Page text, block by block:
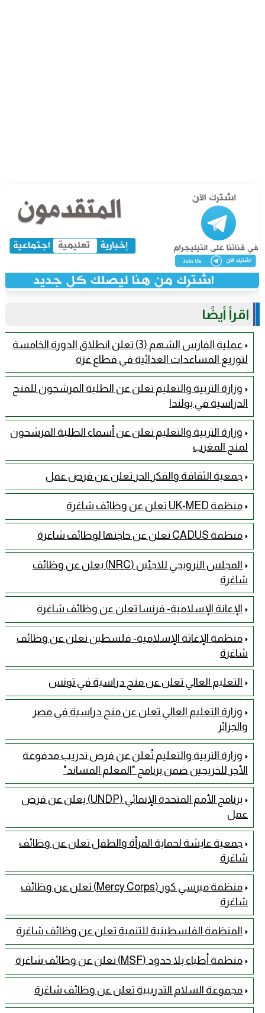
اقرأ أيضًا
عملية الفارس الشهم (3) تعلن انطلاق الدورة الخامسة
لتوزيع المساعدات الغذائية في قطاع غزة
وزارة التربية والتعليم تعلن عن الطلبة المرشحون للمنح
الدراسية في بولندا
وزارة التربية والتعليم تعلن عن أسماء الطلبة المرشحون
لمنح المغرب
جمعية الثقافة والفكر الحر تعلن عن فرص عمل
منظمة UK-MED تعلن عن وظائف شاغرة
منظمة CADUS تعلن عن حاجتها لوظائف شاغرة
المجلس النرويجي للاجئين (NRC) يعلن عن وظائف
شاغرة
الإعانة الإسلامية- فرنسا تعلن عن وظائف شاغرة
منظمة الإغاثة الإسلامية- فلسطين تعلن عن وظائف
شاغرة
التعليم العالي تعلن عن منح دراسية في تونس
وزارة التعليم العالي تعلن عن منح دراسية في مصر
والجزائر
وزارة التربية والتعليم تُعلن عن فرص تدريب مدفوعة
الأجر للخريجين ضمن برنامج "المعلم المساند"
برنامج الأمم المتحدة الإنمائي (UNDP) يعلن عن فرص
عمل
جمعية عايشة لحماية المرأة والطفل تعلن عن وظائف
شاغرة
منظمة ميرسي كور (Mercy Corps) تعلن عن وظائف
شاغرة
المنظمة الفلسطينية للتنمية تعلن عن وظائف شاغرة
منظمة أطباء بلا حدود (MSF) تعلن عن وظائف شاغرة
مجموعة السلام التدريبية تعلن عن وظائف شاغرة